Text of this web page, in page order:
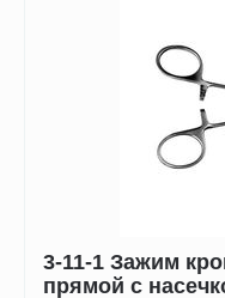
3-11-1 Зажим
прямой с